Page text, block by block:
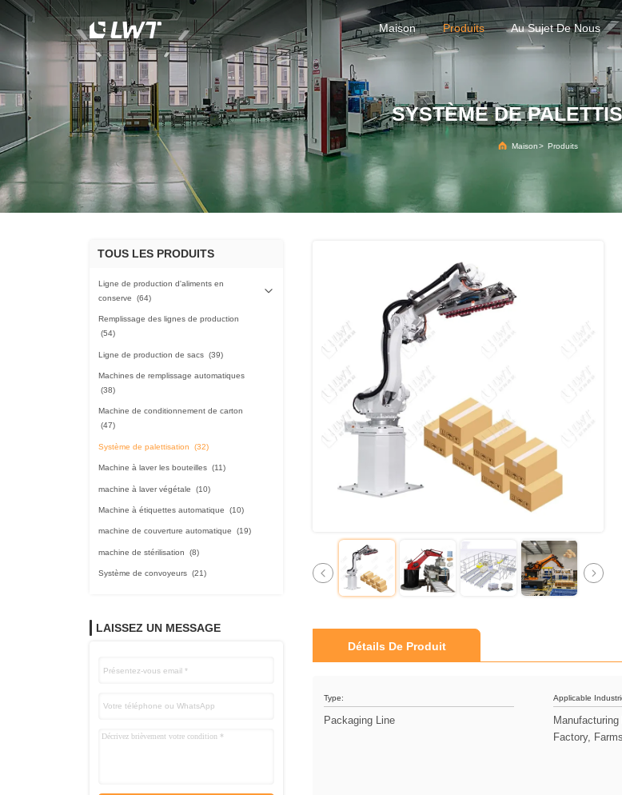
Maison Produits Au Sujet De Nous
SYSTÈME DE
Maison> Produits
TOUS LES PRODUITS
Ligne de production d'aliments en
conserve
(64)
Remplissage des lignes de production
(54)
Ligne de production de sacs (39)
Machines de remplissage automatiques
(38)
Machine de conditionnement de carton
(47)
Système de palettisation (32)
Machine à laver les bouteilles (11)
machine à laver végétale (10)
Machine à étiquettes automatique (10)
machine de couverture automatique (19)
machine de stérilisation (8)
Système de convoyeurs (21)
LAISSEZ UN MESSAGE
Détails De Produit
Type:
Packaging Line
Applicable
Factory,